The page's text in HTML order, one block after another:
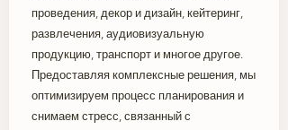
проведения, декор и дизайн, кейтеринг,
развлечения, аудиовизуальную
продукцию, транспорт и многое другое.
Предоставляя комплексные решения, мы
оптимизируем процесс планирования и
снимаем стресс, связанный с